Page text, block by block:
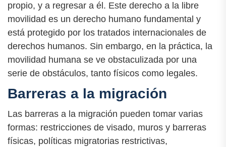
propio, y a regresar a él. Este derecho a la libre
movilidad es un derecho humano fundamental y
está protegido por los tratados internacionales de
derechos humanos. Sin embargo, en la práctica, la
movilidad humana se ve obstaculizada por una
serie de obstáculos, tanto físicos como legales.
Barreras a la migración
Las barreras a la migración pueden tomar varias
formas: restricciones de visado, muros y barreras
físicas, políticas migratorias restrictivas,